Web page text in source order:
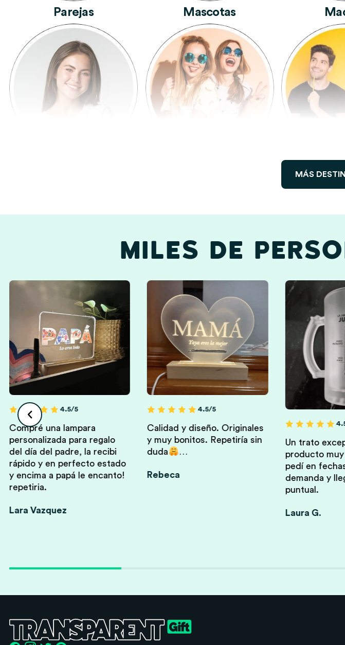
Parejas Mascotas
Hermanos
Abuelos Y Abuelas
MÁS
MILES DE
4.5/5
Compré una lampara
personalizada para regalo
del día del padre, la recibi
rápido y en perfecto estado
y encima a papá le encanto!
repetiria.
Lara Vazquez
4.5/5
Calidad y diseño. Originales
y muy bonitos. Repetiría sin
duda
…
Rebeca
Un trato
producto
pedí en
demanda y
puntual.
Laura G.